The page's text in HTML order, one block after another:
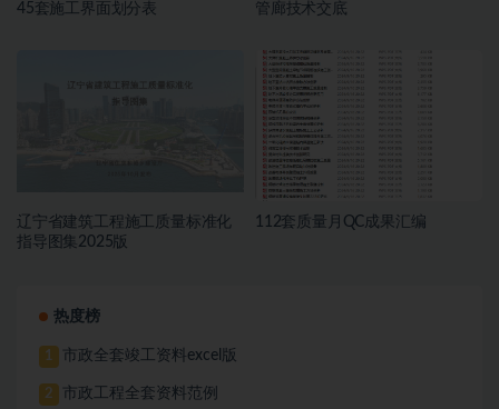
45套施工界面划分表 管廊技术交底
辽宁省建筑工程施工质量标准化
指导图集2025版
112套质量月QC成果汇编
热度榜
1 市政全套竣工资料excel版
2 市政工程全套资料范例